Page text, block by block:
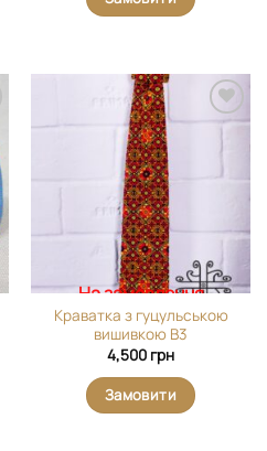
Додати
На замовлення
Краватка з гуцульською
вишивкою В3
4,500 грн
Замовити